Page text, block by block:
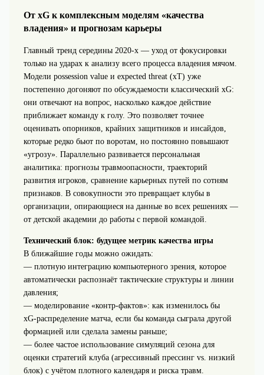
От xG к комплексным моделям «качества
владения» и прогнозам карьеры
Главный тренд середины 2020‑х — уход от фокусировки
только на ударах к анализу всего процесса владения мячом.
Модели possession value и expected threat (xT) уже
постепенно догоняют по обсуждаемости классический xG:
они отвечают на вопрос, насколько каждое действие
приближает команду к голу. Это позволяет точнее
оценивать опорников, крайних защитников и инсайдов,
которые редко бьют по воротам, но постоянно повышают
«угрозу». Параллельно развивается персональная
аналитика: прогнозы травмоопасности, траекторий
развития игроков, сравнение карьерных путей по сотням
признаков. В совокупности это превращает клубы в
организации, опирающиеся на данные во всех решениях —
от детской академии до работы с первой командой.
Технический блок: будущее метрик качества игры
В ближайшие годы можно ожидать:
— плотную интеграцию компьютерного зрения, которое
автоматически распознаёт тактические структуры и линии
давления;
— моделирование «контр‑фактов»: как изменилось бы
xG‑распределение матча, если бы команда сыграла другой
формацией или сделала замены раньше;
— более частое использование симуляций сезона для
оценки стратегий клуба (агрессивный прессинг vs. низкий
блок) с учётом плотного календаря и риска травм.